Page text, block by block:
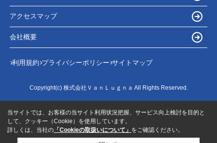
アクセスマップ
会社概要
利用規約 プライバシーポリシー サイトマップ
Copyright(c) 株式会社ＶａｎＬｕｇｎａ All Rights Reserved.
当サイトでは、お客様の当サイト利用状況把握、サービス向上検討を目的と
して、クッキー（Cookie）を使用しています。
詳しくは、当社の 「Cookieの取扱いについて」 をご確認ください。